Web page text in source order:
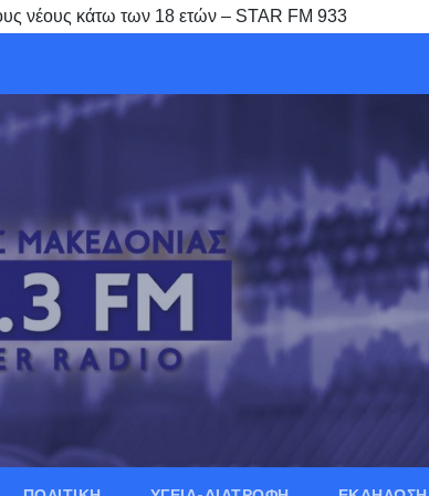
νέους κάτω των 18 ετών – STAR FM 933